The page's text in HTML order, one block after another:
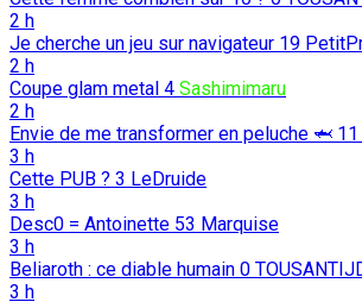
2 h
Je cherche un jeu sur navigateur 19
2 h
Coupe glam metal 4 Sashimimaru
2 h
Envie de me transformer en peluche 🦈 11
3 h
Cette PUB ? 3 LeDruide
3 h
Desc0 = Antoinette 53 Marquise
3 h
Beliaroth : ce diable humain 0
3 h